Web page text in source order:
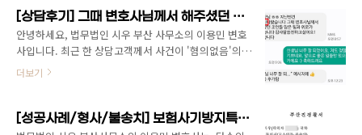
구공판 처분을 하여 의뢰인이 재판을 받을 가능성을 어
떻게 낮출 것인지, 형사처벌 수위를 어떻게 낮출 것인지,
의뢰인에게 불리한 양형 요소를 ..
익적 역할과 제도 개선 노력까지 높이 평가받았습니다.
이용민 변호사는 2019년 2월 25일 대한변호사협회로부
터 청년변호사상을 수상하였습니다. 당시 대한변호사협
회는 이용민 변호사가 청년변호사로서 인권과 공익활동
을 활발히 수행하며, 인권옹호와 사회정의 실현이라는
선에도 크게 기여하였다고 평가하였습니다. 이는 단순
히 사건 수행 능력을 넘어, 변호사로서 사회적 책임까지
[상담후기] 그때 변호사님께서 해주셨던 조언들 많은 힘과 위로가 되었습니다. [법무법인 시우 부산 이용민 변호사]
안녕하세요, 법무법인 시우 부산 사무소의 이용민 변호
사입니다. 최근 한 상담고객께서 사건이 '혐의없음'의
결과를 얻었다고 기쁜 소식을 메시지로 전해주셨습니
다.억울하고 답답한 마음으로 전화를 주셨던 기억이 생
인 조언뿐만 아니라, 불안 속에 계신 의뢰인의 마음을 보
듬어 드리는 것 또한 중요한 역할이라 생각하며 최선을
더보기
[성공사례/형사/불송치] 보험사기방지특별법위반, 사기 사건 에서 불송치결정 [법무법인 시우 부산 이용민 변호사]